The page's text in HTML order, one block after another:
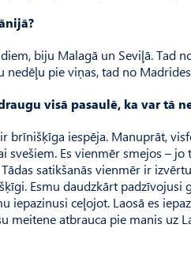
biju Malagā un Seviļā. Tad
nedēļu pie viņas, tad no
visā pasaulē, ka var tā
brīnišķīga iespēja. Manuprāt,
svešiem. Es vienmēr smejos –
satikšanās vienmēr ir
Esmu daudzkārt padzīvojusi
iepazinusi ceļojot. Laosā es
meitene atbrauca pie manis uz